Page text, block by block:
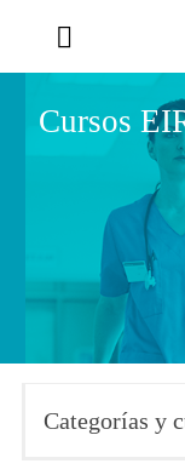
Cursos
Categorías y